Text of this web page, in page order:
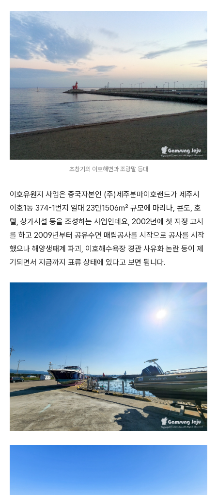
초창기의 이호해변과 조랑말 등대
이호유원지 사업은 중국자본인 (주)제주분마이호랜드가 제주시
이호1동 374-1번지 일대 23만1506㎡ 규모에 마리나, 콘도, 호
텔, 상가시설 등을 조성하는 사업인데요, 2002년에 첫 지정 고시
를 하고 2009년부터 공유수면 매립공사를 시작으로 공사를 시작
했으나 해양생태계 파괴, 이호해수욕장 경관 사유화 논란 등이 제
기되면서 지금까지 표류 상태에 있다고 보면 됩니다.